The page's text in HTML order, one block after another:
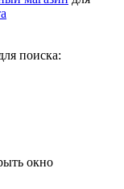
поиска:
окно